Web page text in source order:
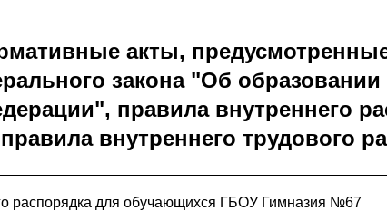
акты,
закона "Об образовании
правила внутреннего
внутреннего трудового
распорядка для обучающихся ГБОУ Гимназия №67